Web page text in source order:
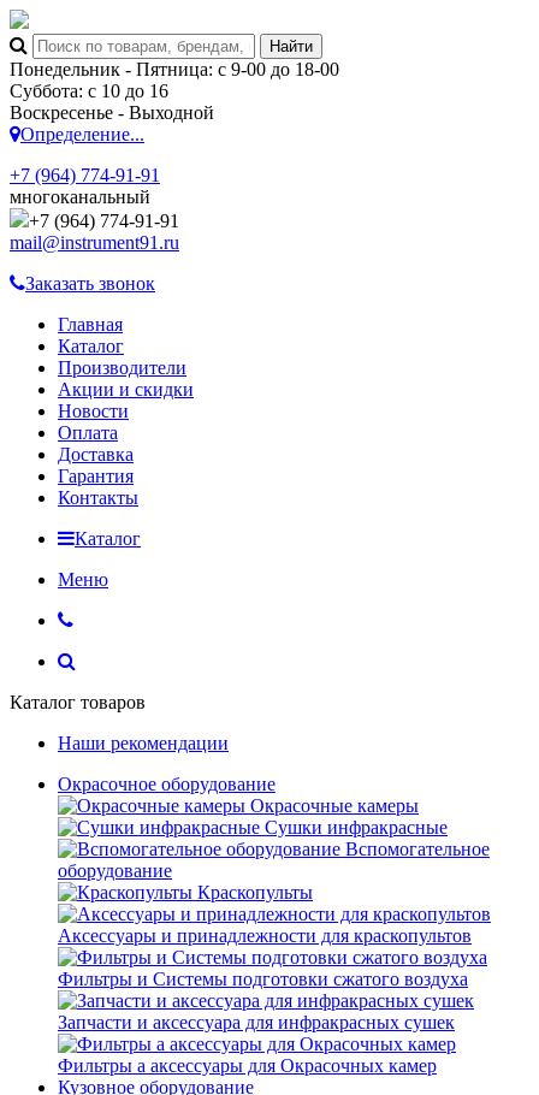
Понедельник - Пятница: с 9-00 до 18-00
Суббота: с 10 до 16
Воскресенье - Выходной
Определение...
+7 (964) 774-91-91
многоканальный
+7 (964) 774-91-91
mail@instrument91.ru
Заказать звонок
Главная
Каталог
Производители
Акции и скидки
Новости
Оплата
Доставка
Гарантия
Контакты
Каталог
Меню
Каталог товаров
Наши рекомендации
Окрасочное оборудование
Окрасочные камеры
Сушки инфракрасные
Вспомогательное
оборудование
Краскопульты
Аксессуары и принадлежности для краскопультов
Фильтры и Системы подготовки сжатого воздуха
Запчасти и аксессуара для инфракрасных сушек
Фильтры а аксессуары для Окрасочных камер
Кузовное оборудование